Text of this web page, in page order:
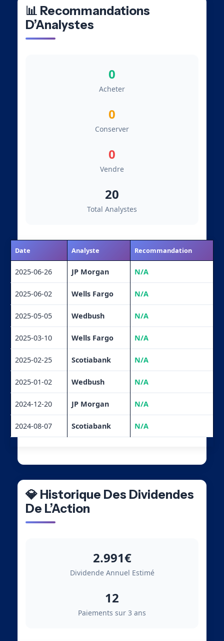
📊 Recommandations
D’Analystes
0
Acheter
0
Conserver
0
Vendre
20
Total Analystes
Date Analyste Recommandation
2025-06-26 JP Morgan N/A
2025-06-02 Wells Fargo N/A
2025-05-05 Wedbush N/A
2025-03-10 Wells Fargo N/A
2025-02-25 Scotiabank N/A
2025-01-02 Wedbush N/A
2024-12-20 JP Morgan N/A
2024-08-07 Scotiabank N/A
💎 Historique Des Dividendes
De L’Action
2.991€
Dividende Annuel Estimé
12
Paiements sur 3 ans